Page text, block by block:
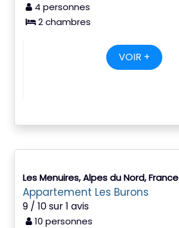
4 personnes
2 chambres
VOIR +
Les Menuires, Alpes du Nord, France
Appartement Les Burons
9 / 10 sur 1 avis
10 personnes